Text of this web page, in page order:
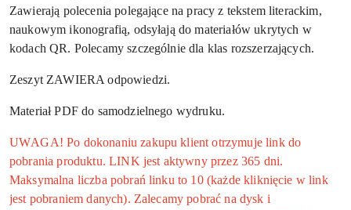
Zawierają polecenia polegające na pracy z tekstem literackim,
naukowym ikonografią, odsyłają do materiałów ukrytych w
kodach QR. Polecamy szczególnie dla klas rozszerzających.
Zeszyt ZAWIERA odpowiedzi.
Materiał PDF do samodzielnego wydruku.
UWAGA! Po dokonaniu zakupu klient otrzymuje link do
pobrania produktu. LINK jest aktywny przez 365 dni.
Maksymalna liczba pobrań linku to 10 (każde kliknięcie w link
jest pobraniem danych). Zalecamy pobrać na dysk i